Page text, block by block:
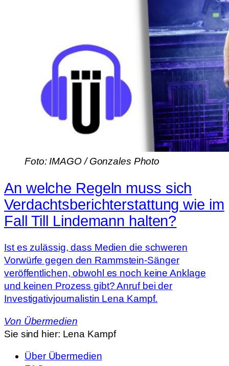
Foto: IMAGO / Gonzales Photo
An welche Regeln muss sich
Verdachtsberichterstattung wie im
Fall Till Lindemann halten?
Ist es zulässig, dass Medien die schweren
Vorwürfe gegen den Rammstein-Sänger
veröffentlichen, obwohl es noch keine Anklage
und keinen Prozess gibt? Anruf bei der
Investigativjournalistin Lena Kampf.
Von Übermedien
Sie sind hier: Lena Kampf
Über Übermedien